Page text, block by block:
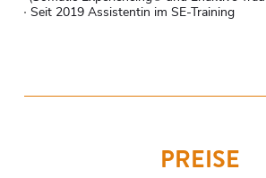
Seit 2019 Assistentin im SE-Training
PREISE